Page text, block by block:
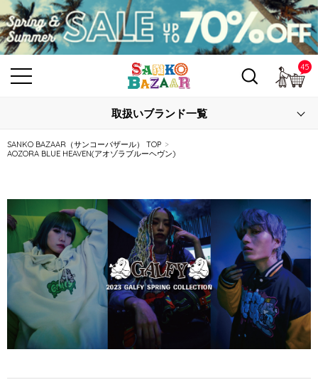
45カ
取扱いブランド一覧
SANKO BAZAAR（サンコーバザール） TOP
AOZORA BLUE HEAVEN(アオゾラブルーヘヴン)